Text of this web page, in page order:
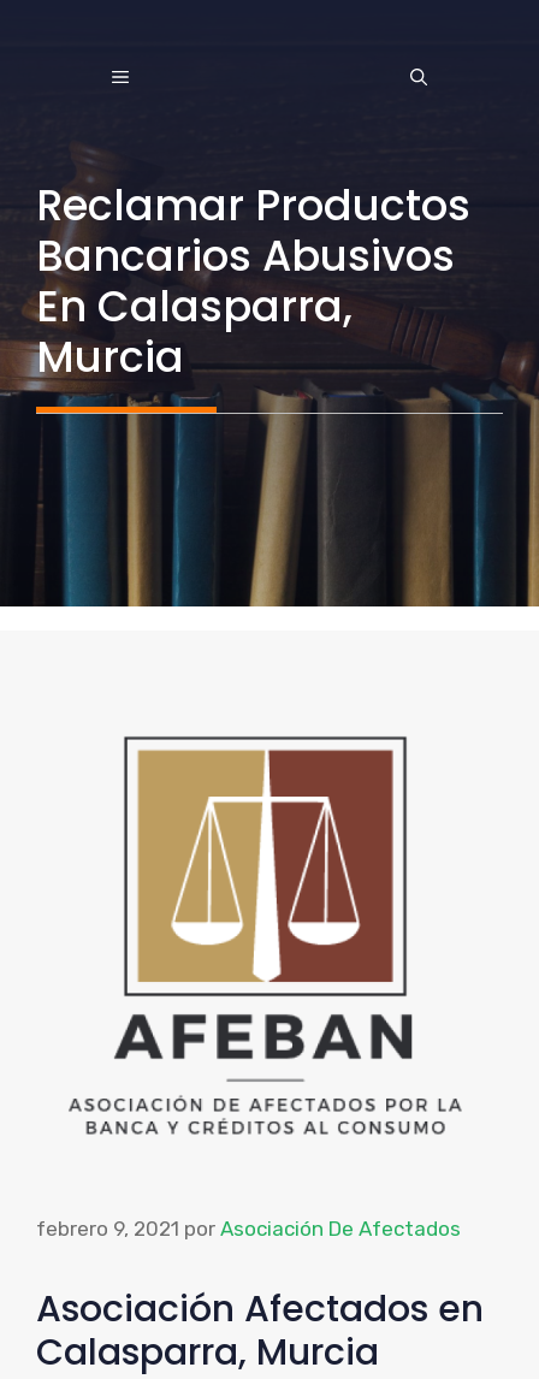
MENÚ
Reclamar Productos
Bancarios Abusivos
En Calasparra,
Murcia
febrero 9, 2021 por Asociación De Afectados
Asociación Afectados en
Calasparra, Murcia